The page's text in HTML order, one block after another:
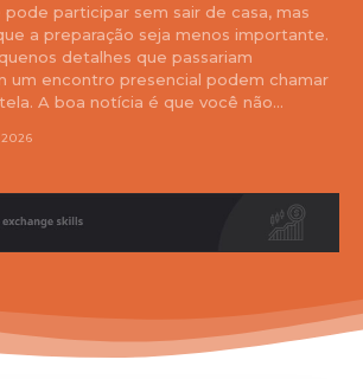
participar sem sair de casa, mas
a preparação seja menos importante.
detalhes que passariam
um encontro presencial podem chamar
A boa notícia é que você não...
2026